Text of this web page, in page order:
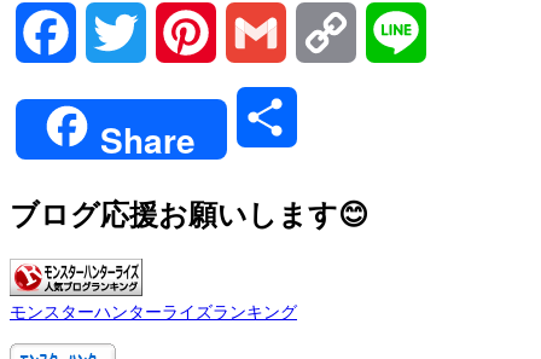
Facebook Twitter Pinterest Gmail Copy
Share
ブログ応援お願いします😊
モンスターハンターライズランキング